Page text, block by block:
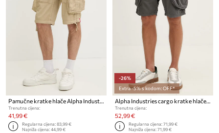
Trenutna cijena:
41,99 €
Regularna cijena:83,99 €
Najniža cijena:44,99 €
-26%
Extra -5% s kodom: OFF*
Trenutna cijena:
52,99 €
Regularna cijena:71,99 €
Najniža cijena:71,99 €